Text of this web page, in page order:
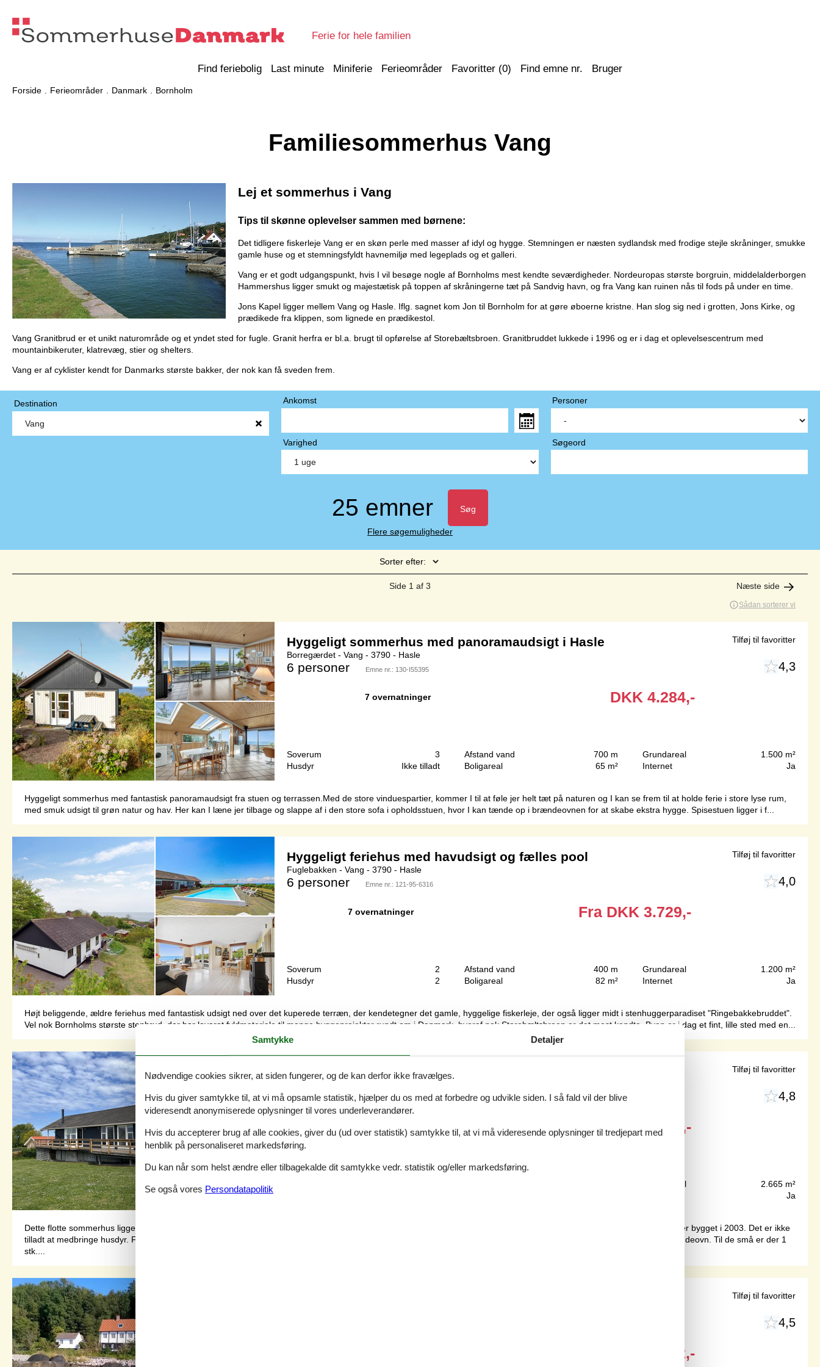
Ferie for hele familien
Find feriebolig Last minute Miniferie Ferieområder Favoritter (0) Find emne nr. Bruger
Forside Ferieområder Danmark Bornholm
Familiesommerhus Vang
Lej et sommerhus i Vang
Tips til skønne oplevelser sammen med børnene:
Det tidligere fiskerleje Vang er en skøn perle med masser af idyl og hygge. Stemningen er næsten sydlandsk med frodige stejle skråninger, smukke
gamle huse og et stemningsfyldt havnemiljø med legeplads og et galleri.
Vang er et godt udgangspunkt, hvis I vil besøge nogle af Bornholms mest kendte seværdigheder. Nordeuropas største borgruin, middelalderborgen
Hammershus ligger smukt og majestætisk på toppen af skråningerne tæt på Sandvig havn, og fra Vang kan ruinen nås til fods på under en time.
Jons Kapel ligger mellem Vang og Hasle. Iflg. sagnet kom Jon til Bornholm for at gøre øboerne kristne. Han slog sig ned i grotten, Jons Kirke, og
prædikede fra klippen, som lignede en prædikestol.
Vang Granitbrud er et unikt naturområde og et yndet sted for fugle. Granit herfra er bl.a. brugt til opførelse af Storebæltsbroen. Granitbruddet lukkede i 1996 og er i dag et oplevelsescentrum med
mountainbikeruter, klatrevæg, stier og shelters.
Vang er af cyklister kendt for Danmarks største bakker, der nok kan få sveden frem.
Destination Ankomst
Varighed
Personer
Søgeord
25 emner Søg
Flere søgemuligheder
Sorter efter:
Side 1 af 3 Næste side
Sådan sorterer vi
Hyggeligt sommerhus med panoramaudsigt i Hasle
Borregærdet - Vang - 3790 - Hasle
6 personer Emne nr.: 130-I55395 4,3
7 overnatninger DKK 4.284,-
Soverum
3
Husdyr
Ikke tilladt
Afstand vand
700 m
Boligareal
65 m²
Grundareal
1.500 m²
Internet
Ja
Hyggeligt sommerhus med fantastisk panoramaudsigt fra stuen og terrassen.Med de store vinduespartier, kommer I til at føle jer helt tæt på naturen og I kan se frem til at holde ferie i store lyse rum,
med smuk udsigt til grøn natur og hav. Her kan I læne jer tilbage og slappe af i den store sofa i opholdsstuen, hvor I kan tænde op i brændeovnen for at skabe ekstra hygge. Spisestuen ligger i f...
Tilføj til favoritter
Hyggeligt feriehus med havudsigt og fælles pool
Fuglebakken - Vang - 3790 - Hasle
6 personer Emne nr.: 121-95-6316 4,0
7 overnatninger Fra DKK 3.729,-
Soverum
2
Husdyr
2
Afstand vand
400 m
Boligareal
82 m²
Grundareal
1.200 m²
Internet
Ja
Højt beliggende, ældre feriehus med fantastisk udsigt ned over det kuperede terræn, der kendetegner det gamle, hyggelige fiskerleje, der også ligger midt i stenhuggerparadiset "Ringebakkebruddet".
Vel nok Bornholms største stenbrud, der har leveret fyldmateriale til mange byggeprojekter rundt om i Danmark, hvoraf nok Storebæltsbroen er det mest kendte. Byen er i dag et fint, lille sted med en...
Tilføj til favoritter
Flot sommerhus med havudsigt og stor grund
6 personer Emne nr.:121-95-6309 4,8
7 overnatninger Fra DKK 4.609,-
Grundareal
2.665 m²
Ja
Dette flotte sommerhus ligger på en stor, let skrånende grund med skøn udsigt over vandet.Indretning Sommerhuset egner sig til 6 personer. Ferieboligen er på 81 m² og er bygget i 2003. Det er ikke
tilladt at medbringe husdyr. Ferieboligen er udstyret med energibesparende varmepumpe. Ferieboligen har vaskemaskine. Frysekapacitet på 30 liter. Der er desuden brændeovn. Til de små er der 1
stk....
Tilføj til favoritter
4,5
9.492,-
Tilføj til favoritter
Samtykke Detaljer
Nødvendige cookies sikrer, at siden fungerer, og de kan derfor ikke fravælges.
Hvis du giver samtykke til, at vi må opsamle statistik, hjælper du os med at forbedre og udvikle siden. I så fald vil der blive
videresendt anonymiserede oplysninger til vores underleverandører.
Hvis du accepterer brug af alle cookies, giver du (ud over statistik) samtykke til, at vi må videresende oplysninger til tredjepart med
henblik på personaliseret markedsføring.
Du kan når som helst ændre eller tilbagekalde dit samtykke vedr. statistik og/eller markedsføring.
Se også vores Persondatapolitik